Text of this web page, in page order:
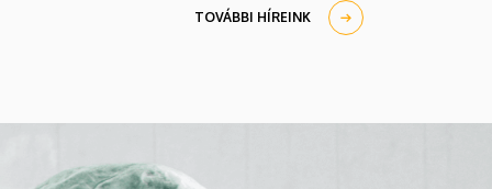
Általános Orvostudományi Kar sokszínű
Terápiás Központban.
TOVÁBBI HÍREINK